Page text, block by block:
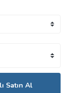
Satın Al